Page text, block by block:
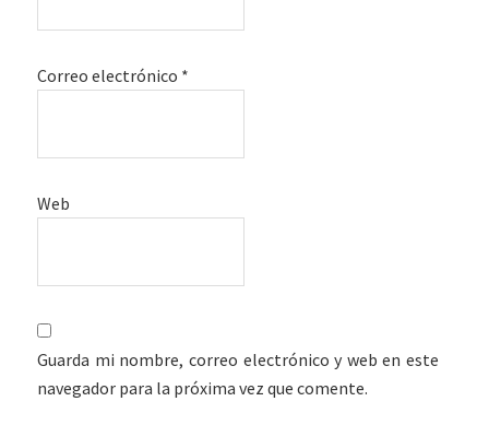
Correo electrónico *
Web
Guarda mi nombre, correo electrónico y web en este
navegador para la próxima vez que comente.